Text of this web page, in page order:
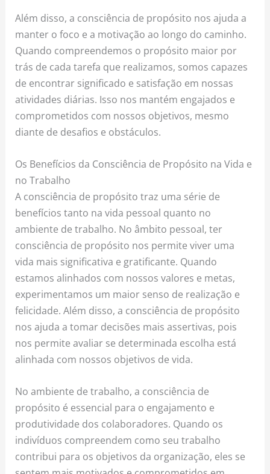
Além disso, a consciência de propósito nos ajuda a
manter o foco e a motivação ao longo do caminho.
Quando compreendemos o propósito maior por
trás de cada tarefa que realizamos, somos capazes
de encontrar significado e satisfação em nossas
atividades diárias. Isso nos mantém engajados e
comprometidos com nossos objetivos, mesmo
diante de desafios e obstáculos.
Os Benefícios da Consciência de Propósito na Vida e
no Trabalho
A consciência de propósito traz uma série de
benefícios tanto na vida pessoal quanto no
ambiente de trabalho. No âmbito pessoal, ter
consciência de propósito nos permite viver uma
vida mais significativa e gratificante. Quando
estamos alinhados com nossos valores e metas,
experimentamos um maior senso de realização e
felicidade. Além disso, a consciência de propósito
nos ajuda a tomar decisões mais assertivas, pois
nos permite avaliar se determinada escolha está
alinhada com nossos objetivos de vida.
No ambiente de trabalho, a consciência de
propósito é essencial para o engajamento e
produtividade dos colaboradores. Quando os
indivíduos compreendem como seu trabalho
contribui para os objetivos da organização, eles se